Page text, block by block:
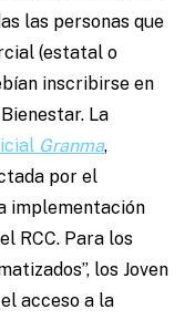
las personas que
(estatal o
inscribirse en
La
Granma,
por el
implementación
RCC. Para los
los Joven
acceso a la